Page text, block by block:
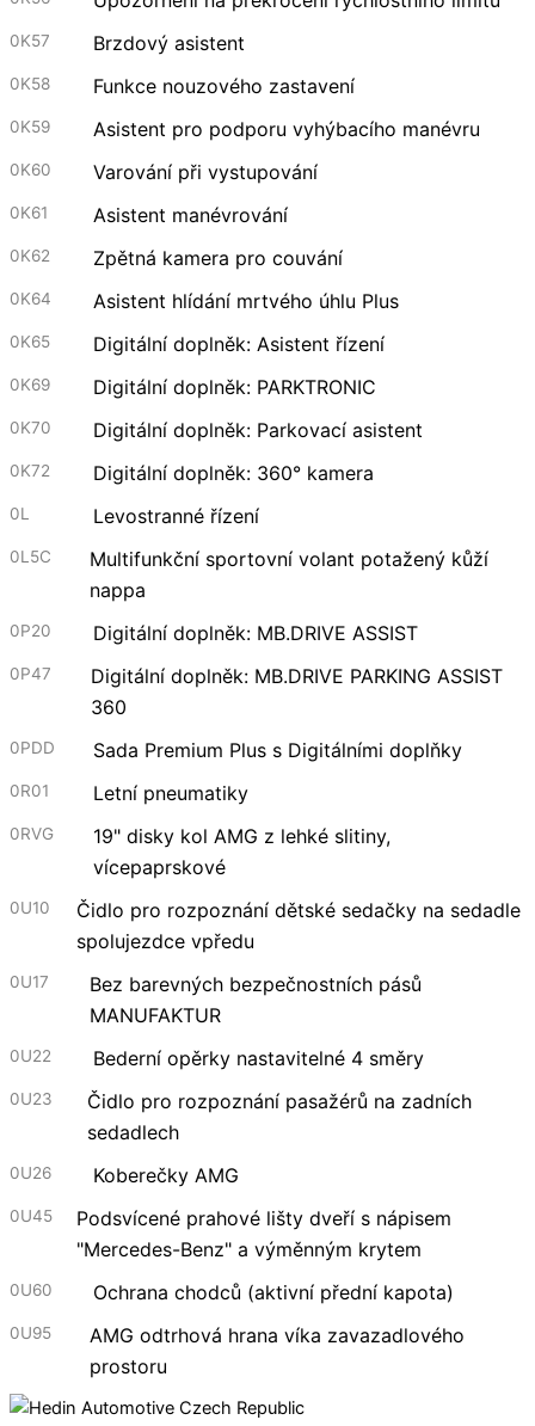
0K57 Brzdový asistent
0K58 Funkce nouzového zastavení
0K59 Asistent pro podporu vyhýbacího manévru
0K60 Varování při vystupování
0K61 Asistent manévrování
0K62 Zpětná kamera pro couvání
0K64 Asistent hlídání mrtvého úhlu Plus
0K65 Digitální doplněk: Asistent řízení
0K69 Digitální doplněk: PARKTRONIC
0K70 Digitální doplněk: Parkovací asistent
0K72 Digitální doplněk: 360° kamera
0L Levostranné řízení
0L5C
Multifunkční sportovní volant potažený kůží
nappa
0P20 Digitální doplněk: MB.DRIVE ASSIST
0P47
Digitální doplněk: MB.DRIVE PARKING ASSIST
360​
0PDD Sada Premium Plus s Digitálními doplňky
0R01 Letní pneumatiky
0RVG
19" disky kol AMG z lehké slitiny,
vícepaprskové
0U10
Čidlo pro rozpoznání dětské sedačky na sedadle
spolujezdce vpředu
0U17
Bez barevných bezpečnostních pásů
MANUFAKTUR
0U22 Bederní opěrky nastavitelné 4 směry
0U23
Čidlo pro rozpoznání pasažérů na zadních
sedadlech
0U26 Koberečky AMG
0U45
Podsvícené prahové lišty dveří s nápisem
"Mercedes-Benz" a výměnným krytem
0U60 Ochrana chodců (aktivní přední kapota)
0U95
AMG odtrhová hrana víka zavazadlového
prostoru